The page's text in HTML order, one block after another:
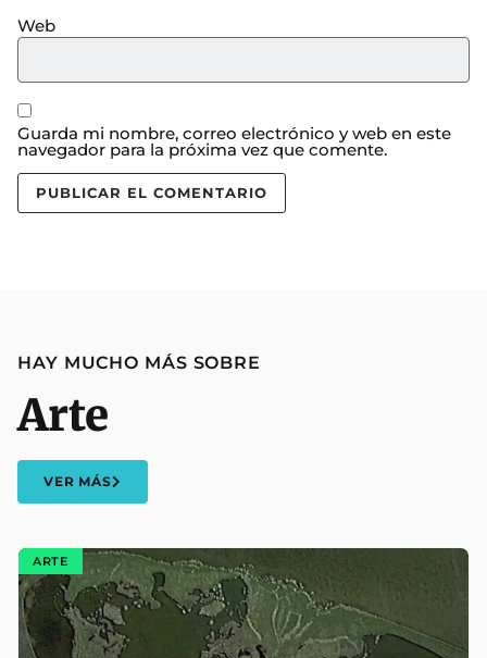
Web
Guarda mi nombre, correo electrónico y web en este
navegador para la próxima vez que comente.
HAY MUCHO MÁS SOBRE
Arte
VER MÁS
ARTE